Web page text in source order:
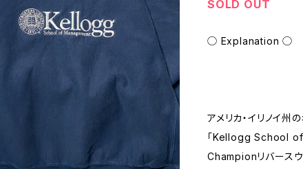
SOLD OUT
◯ Explanation ◯
アメリカ・イリノイ州
「Kellogg School of
Championリバースウ